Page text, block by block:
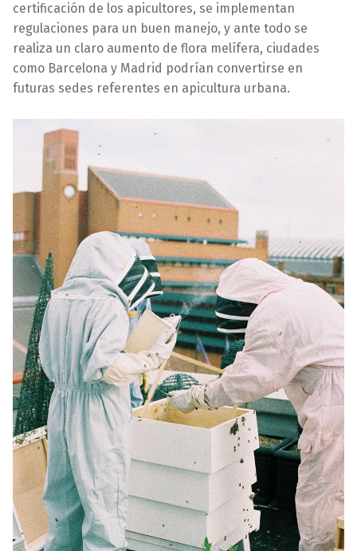
certificación de los apicultores, se implementan
regulaciones para un buen manejo, y ante todo se
realiza un claro aumento de flora melífera, ciudades
como Barcelona y Madrid podrían convertirse en
futuras sedes referentes en apicultura urbana.